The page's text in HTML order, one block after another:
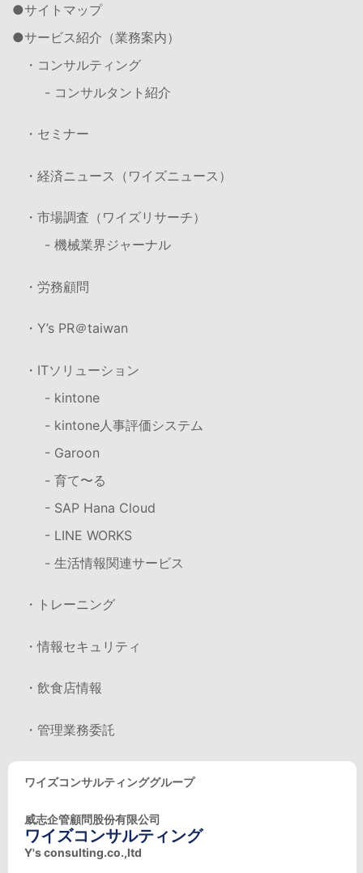
サイトマップ
サービス紹介（業務案内）
・コンサルティング
- コンサルタント紹介
・セミナー
・経済ニュース（ワイズニュース）
・市場調査（ワイズリサーチ）
- 機械業界ジャーナル
・労務顧問
・Y’s PR＠taiwan
・ITソリューション
- kintone
- kintone人事評価システム
- Garoon
- 育て〜る
- SAP Hana Cloud
- LINE WORKS
- 生活情報関連サービス
・トレーニング
・情報セキュリティ
・飲食店情報
・管理業務委託
ワイズコンサルティンググループ
威志企管顧問股份有限公司
ワイズコンサルティング
Y's consulting.co.,ltd